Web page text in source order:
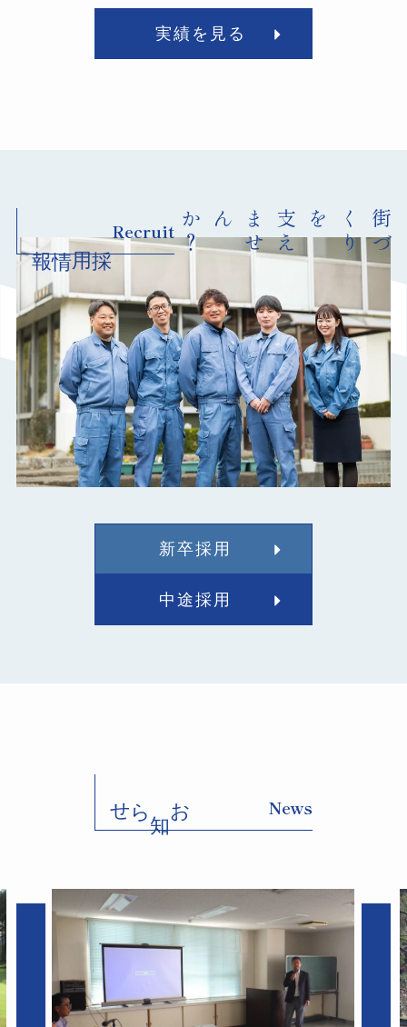
実績を見る
採用情報 Recruit 街
づ
く
り
を
支
え
ま
せ
んか
？
新卒採用
中途採用
お
らせ News